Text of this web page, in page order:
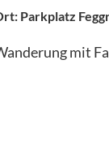
Parkplatz
mit